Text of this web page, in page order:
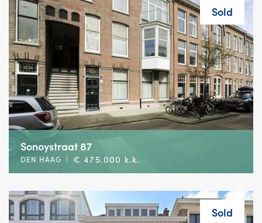
Sold
Sonoystraat 87
DEN HAAG | € 475.000 k.k.
Sold